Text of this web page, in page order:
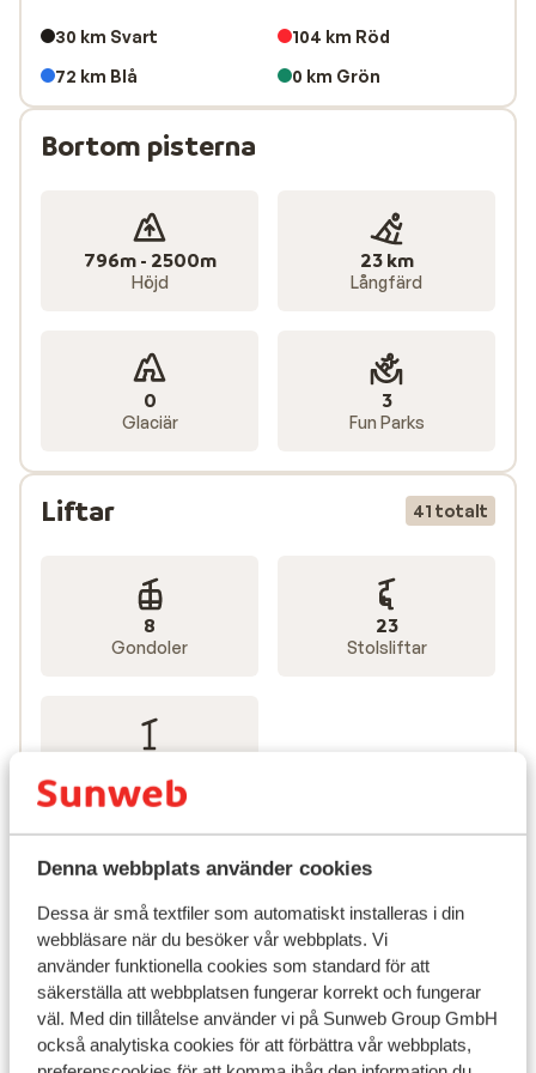
Denna webbplats använder cookies
Dessa är små textfiler som automatiskt installeras i din
webbläsare när du besöker vår webbplats. Vi
använder funktionella cookies som standard för att
säkerställa att webbplatsen fungerar korrekt och fungerar
väl. Med din tillåtelse använder vi på Sunweb Group GmbH
också analytiska cookies för att förbättra vår webbplats,
30 km Svart
104 km Röd
72 km Blå
0 km Grön
Bortom pisterna
796m - 2500m
Höjd
23 km
Långfärd
0
Glaciär
3
Fun Parks
Liftar 41 totalt
8
Gondoler
23
Stolsliftar
Släpliftar